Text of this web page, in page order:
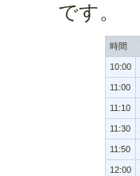
です。
時間
10:00
11:00
11:10
11:30
11:50
12:00